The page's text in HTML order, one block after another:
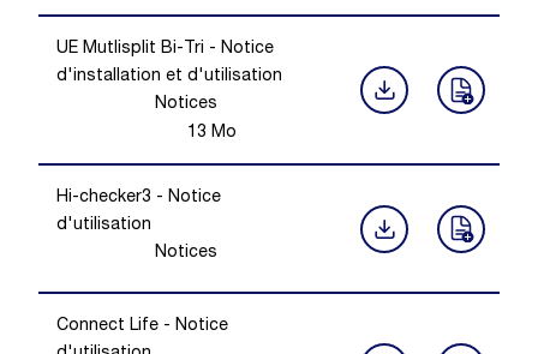
UE Mutlisplit Bi-Tri - Notice
d'installation et d'utilisation
Notices
13 Mo
Hi-checker3 - Notice
d'utilisation
Notices
Connect Life - Notice